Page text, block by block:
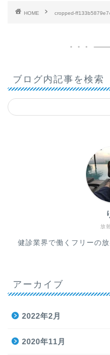
HOME cropped-
ブログ内記事を検索
放
健診業界で働くフリーの放
アーカイブ
2022年2月
2020年11月